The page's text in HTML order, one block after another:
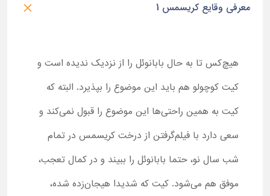
معرفی وقایع کریسمس 1
هیچ‌کس تا به حال بابانوئل را از نزدیک ندیده است و
کیت کوچولو هم باید این موضوع را بپذیرد. البته که
کیت به همین راحتی‌ها این موضوع را قبول نمی‌کند و
سعی دارد با فیلم‌گرفتن از درخت کریسمس در تمام
شب سال نو، حتما بابانوئل را ببیند و در کمال تعجب،
موفق هم می‌شود. کیت که شدیدا هیجان‌زده شده،